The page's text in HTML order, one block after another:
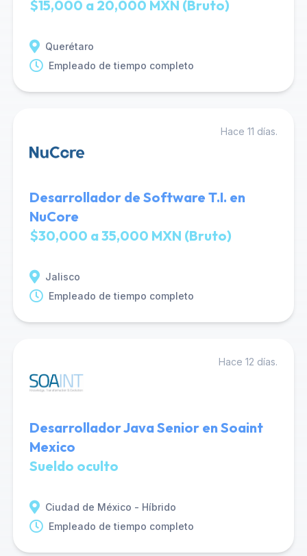
$15,000 a 20,000 MXN (Bruto)
Querétaro
Empleado de tiempo completo
Hace 11 días.
Desarrollador de Software T.I. en
NuCore
$30,000 a 35,000 MXN (Bruto)
Jalisco
Empleado de tiempo completo
Hace 12 días.
Desarrollador Java Senior en Soaint
Mexico
Sueldo oculto
Ciudad de México - Híbrido
Empleado de tiempo completo